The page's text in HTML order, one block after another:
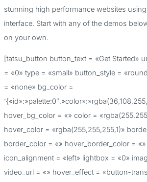
r
:
stunning high performance websites
interface. Start with any of the demos
on your own.
[tatsu_button button_text = «Get Started»
= «0» type = «small» button_style =
= «none» bg_color =
hover_bg_color = «» color =
hover_color = «rgba(255,255,255,1)»
border_color = «» hover_border_color =
icon_alignment = «left» lightbox = «0»
video_url = «» hover_effect = «button-